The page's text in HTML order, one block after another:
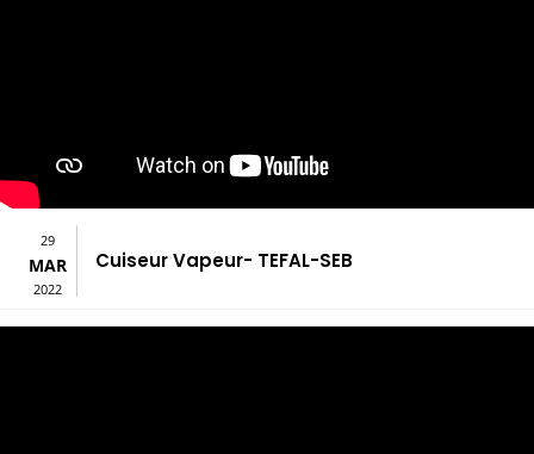
29
MAR
2022
Cuiseur Vapeur- TEFAL-SEB